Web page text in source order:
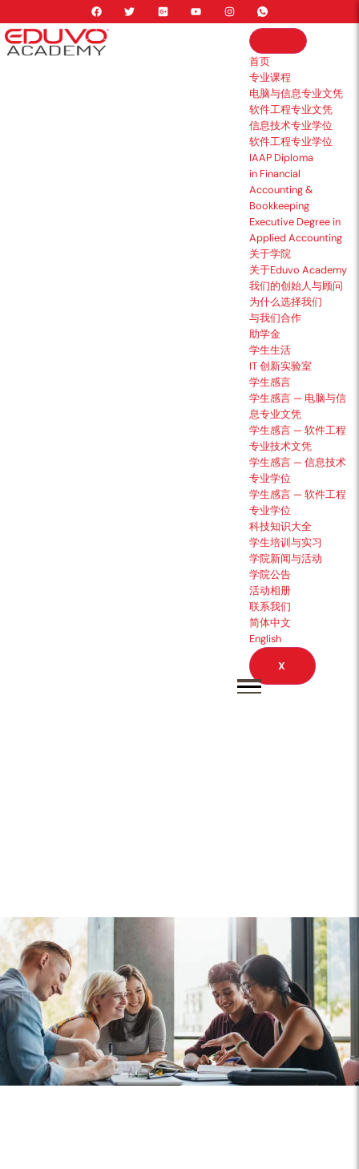
首页
专业课程
电脑与信息专业文凭
软件工程专业文凭
信息技术专业学位
软件工程专业学位
IAAP Diploma
in Financial
Accounting &
Bookkeeping
Executive Degree in
Applied Accounting
关于学院
关于Eduvo Academy
我们的创始人与顾问
为什么选择我们
与我们合作
助学金
学生生活
IT 创新实验室
学生感言
学生感言 — 电脑与信
息专业文凭
学生感言 — 软件工程
专业技术文凭
学生感言 — 信息技术
专业学位
学生感言 — 软件工程
专业学位
科技知识大全
学生培训与实习
学院新闻与活动
学院公告
活动相册
联系我们
简体中文
English
X